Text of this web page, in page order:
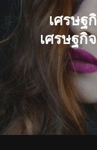
เศรษฐ
เศรษฐกิ